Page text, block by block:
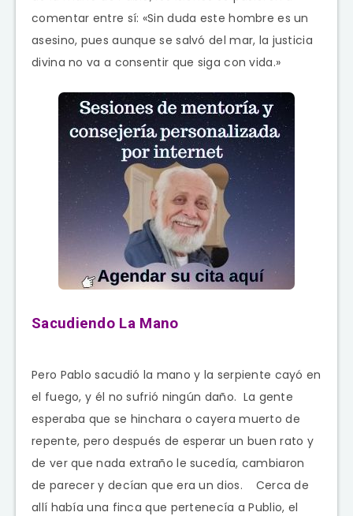
comentar entre sí: «Sin duda este hombre es un
asesino, pues aunque se salvó del mar, la justicia
divina no va a consentir que siga con vida.»
Sacudiendo La Mano
Pero Pablo sacudió la mano y la serpiente cayó en
el fuego, y él no sufrió ningún daño. La gente
esperaba que se hinchara o cayera muerto de
repente, pero después de esperar un buen rato y
de ver que nada extraño le sucedía, cambiaron
de parecer y decían que era un dios. Cerca de
allí había una finca que pertenecía a Publio, el